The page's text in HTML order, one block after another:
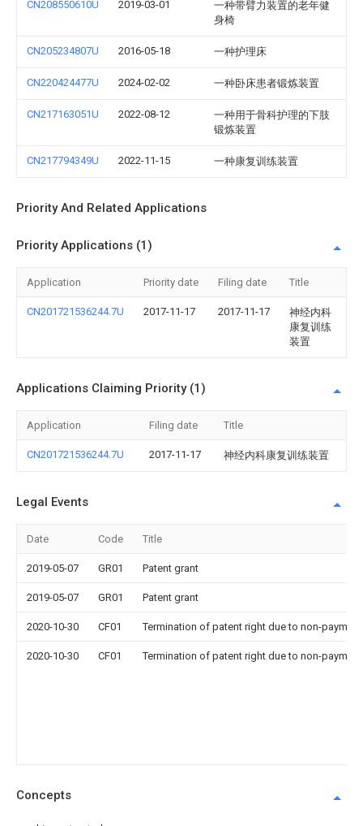
CN208550610U 2019-03-01
一种带臂力装置的老年健
身椅
CN205234807U 2016-05-18 一种护理床
CN220424477U 2024-02-02 一种卧床患者锻炼装置
CN217163051U 2022-08-12
一种用于骨科护理的下肢
锻炼装置
CN217794349U 2022-11-15 一种康复训练装置
Priority And Related Applications
Priority Applications (1)
Application Priority date Filing date Title
CN201721536244.7U 2017-11-17 2017-11-17
神经内科
康复训练
装置
Applications Claiming Priority (1)
Application Filing date Title
CN201721536244.7U 2017-11-17 神经内科康复训练装置
Legal Events
Date Code Title
2019-05-07 GR01 Patent grant
2019-05-07 GR01 Patent grant
2020-10-30 CF01 Termination of patent right due to non-
2020-10-30 CF01 Termination of patent right due to non-
Concepts